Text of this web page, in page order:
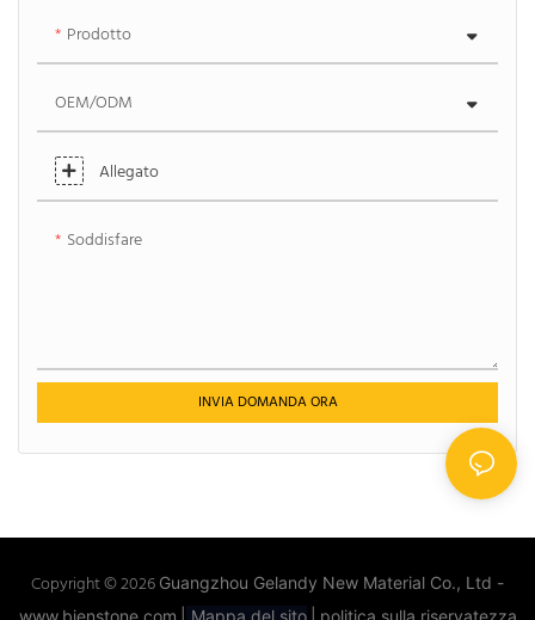
Prodotto
OEM/ODM
Allegato
Soddisfare
INVIA DOMANDA ORA
Copyright © 2026 Guangzhou Gelandy New Material Co., Ltd -
www.bienstone.com
Mappa del sito politica sulla riservatezza